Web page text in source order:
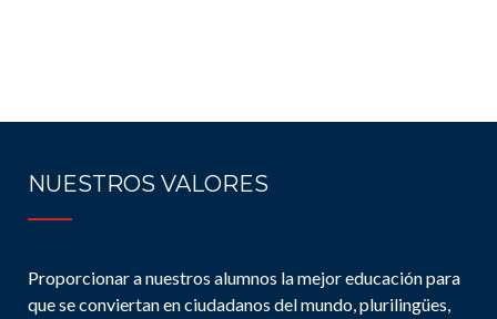
NUESTROS VALORES
Proporcionar a nuestros alumnos la mejor educación para
que se conviertan en ciudadanos del mundo, plurilingües,